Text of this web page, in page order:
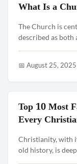
CHURCH &
What Is a
The Church is
described as both
📅 August 25, 2025
CHURCH &
Top 10 Most
Every
Christianity, with
old history, is